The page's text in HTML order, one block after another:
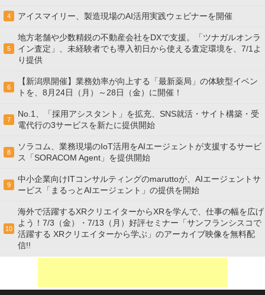
4 アイスマイリー、製造現場のAI活用実践ウェビナーを開催
5
地方老舗や少数精鋭の不動産会社をDXで支援。「ツナガルオンラ
イン査定」、未経験者でも導入初日から使える査定環境を、7/1よ
り提供
6
【新潟県開催】業務効率が向上する「最新薬局」の体験型イベン
トを、8月24日（月）～28日（金）に開催！
7
No.1、「採用アシスタント」を拡充、SNS就活・サイト構築・受
電代行の3サービスを新たに提供開始
8
ソラコム、業務現場のIoT活用をAIエージェントが支援するサービ
ス「SORACOM Agent」を提供開始
9
中小企業向けITコンサルティングのmaruttoが、AIエージェントサ
ービス「まるっとAIエージェント」の提供を開始
10
海外で活躍するXRクリエイターからXRを学んで、仕事の幅を広げ
よう！7/3（金）・7/13（月）好評セミナー「サンフランシスコで
活躍する XRクリエイターから学ぶ」のアーカイブ映像を無料配
信!!